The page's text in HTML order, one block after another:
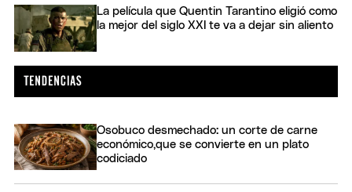
La película que Quentin Tarantino eligió como
la mejor del siglo XXI te va a dejar sin aliento
Osobuco desmechado: un corte de carne
económico,que se convierte en un plato
codiciado